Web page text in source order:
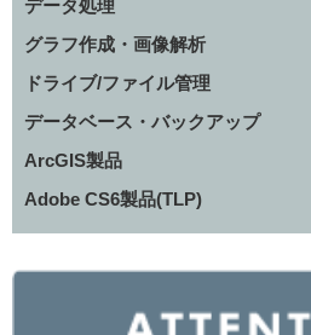
データ処理
グラフ作成・画像解析
ドライブ/ファイル管理
データベース・バックアップ
ArcGIS製品
Adobe CS6製品(TLP)